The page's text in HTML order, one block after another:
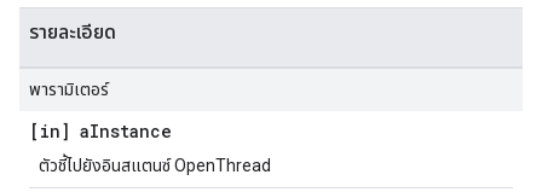
รายละเอียด
พารามิเตอร์
[in] aInstance
ตัวชี้ไปยังอินสแตนซ์ OpenThread